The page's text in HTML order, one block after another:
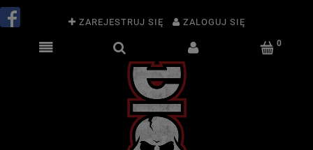
ZAREJESTRUJ SIĘ ZALOGUJ SIĘ